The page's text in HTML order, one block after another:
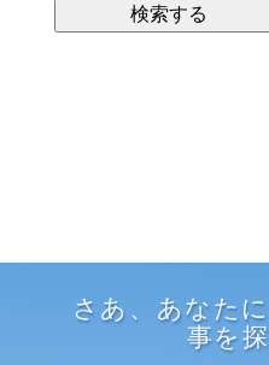
さあ、あなた
事を